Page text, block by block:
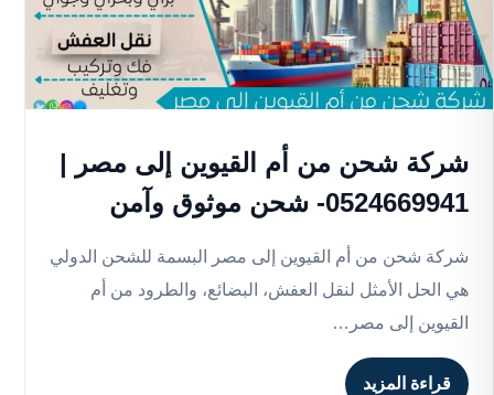
شركة شحن من أم القيوين إلى مصر |
0524669941- شحن موثوق وآمن
شركة شحن من أم القيوين إلى مصر البسمة للشحن الدولي
هي الحل الأمثل لنقل العفش، البضائع، والطرود من أم
القيوين إلى مصر…
قراءة المزيد